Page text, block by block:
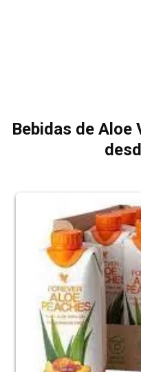
Bebidas de Aloe